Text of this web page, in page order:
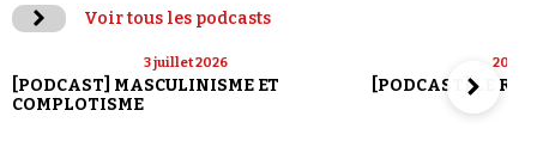
Voir tous les podcasts
3 juillet 2026
[PODCAST] MASCULINISME ET
COMPLOTISME
20
[PODCAST] LE